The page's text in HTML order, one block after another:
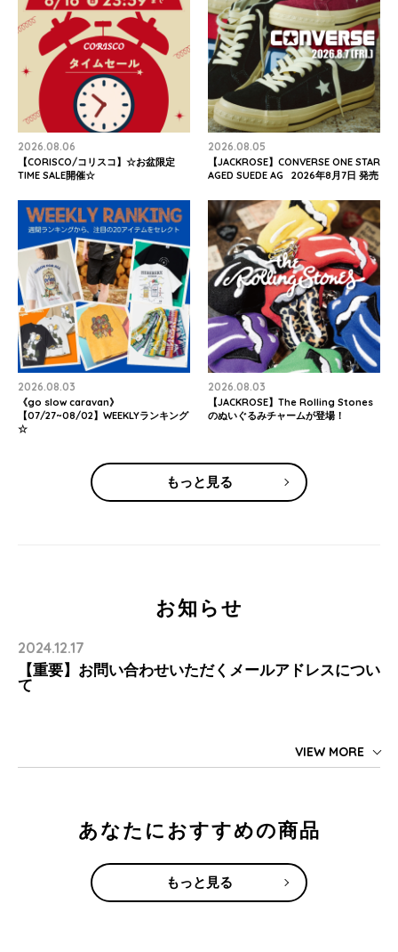
2026.08.06
【CORISCO/コリスコ】☆お盆限定
TIME SALE開催☆
2026.08.05
【JACKROSE】CONVERSE ONE STAR
AGED SUEDE AG 2026年8月7日 発売
2026.08.03
《go slow caravan》
【07/27~08/02】WEEKLYランキング
☆
2026.08.03
【JACKROSE】The Rolling Stones
のぬいぐるみチャームが登場！
もっと見る
お知らせ
2024.12.17
【重要】お問い合わせいただくメールアドレスについ
て
平素よりSANKO BAZAARをご利用いただき、誠にありがとうござい
ます。
受信設定が拒否されている、 迷惑メールとして扱われている、メ
ールボックスがいっぱい、
様々な理由がございます。比較的キャリアメールをお使いのお客様に
多い事例となります。
VIEW MORE
あなたにおすすめの商品
もっと見る